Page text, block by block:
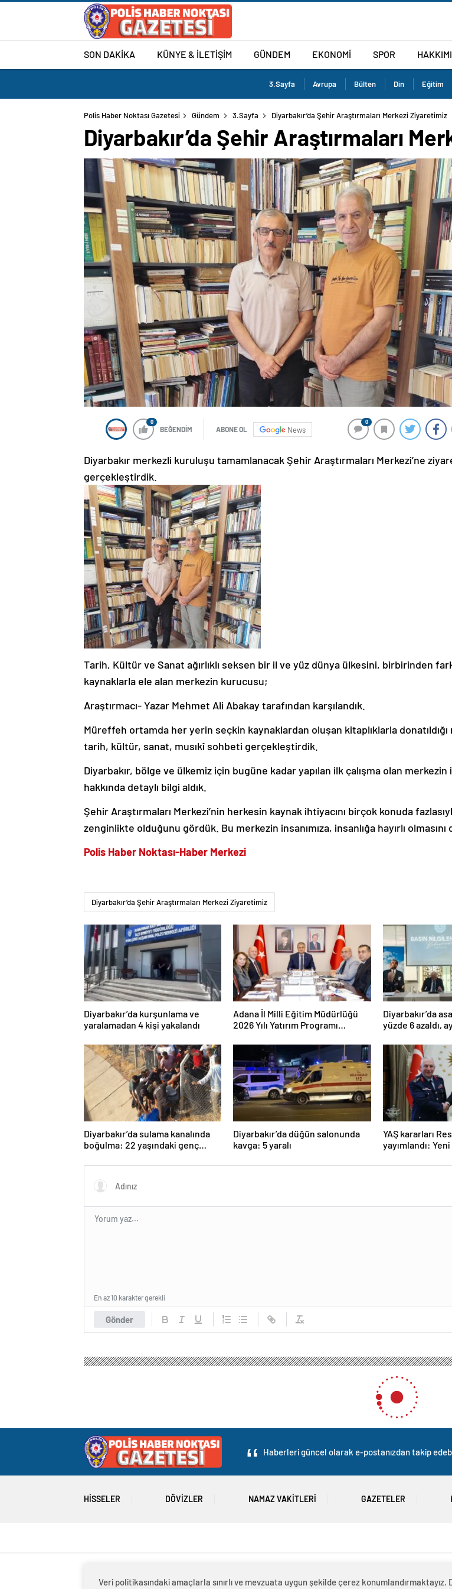
SON DAKİKA KÜNYE & İLETİŞİM GÜNDEM EKONOMİ SPOR
3.Sayfa Avrupa Bülten Din Eğitim
Polis Haber Noktası Gazetesi Gündem 3.Sayfa Diyarbakır’da Şehir Araştırmaları Merkezi Ziyaretimiz
Diyarbakır’da Şehir Araştırmaları
0
BEĞENDİM ABONE OL News
0
Diyarbakır merkezli kuruluşu tamamlanacak Şehir Araştırmaları Merkezi’ne
gerçekleştirdik.
Tarih, Kültür ve Sanat ağırlıklı seksen bir il ve yüz dünya ülkesini, birbirinden
kaynaklarla ele alan merkezin kurucusu;
Araştırmacı- Yazar Mehmet Ali Abakay tarafından karşılandık.
Müreffeh ortamda her yerin seçkin kaynaklardan oluşan kitaplıklarla donatıldığı
tarih, kültür, sanat, musıkî sohbeti gerçekleştirdik.
Diyarbakır, bölge ve ülkemiz için bugüne kadar yapılan ilk çalışma olan merkezin
hakkında detaylı bilgi aldık.
Şehir Araştırmaları Merkezi’nin herkesin kaynak ihtiyacını birçok konuda
zenginlikte olduğunu gördük. Bu merkezin insanımıza, insanlığa hayırlı olmasını
Polis Haber Noktası-Haber Merkezi
Diyarbakır’da Şehir Araştırmaları Merkezi Ziyaretimiz
Diyarbakır’da kurşunlama ve
yaralamadan 4 kişi yakalandı
Adana İl Milli Eğitim Müdürlüğü
2026 Yılı Yatırım Programı
Diyarbakır’da
yüzde 6 azaldı,
Diyarbakır’da sulama kanalında
boğulma: 22 yaşındaki genç
Diyarbakır’da düğün salonunda
kavga: 5 yaralı
YAŞ kararları
yayımlandı:
Dalkıran
Gönder
En az 10 karakter gerekli
Polis Haber Noktası Gazetesi’nden Cihat Kayhan’a
Polis Haber Noktası Gazetesi’nden
Ziyareti
Veri politikasındaki amaçlarla sınırlı ve mevzuata uygun şekilde çerez konumlandırmaktayız.